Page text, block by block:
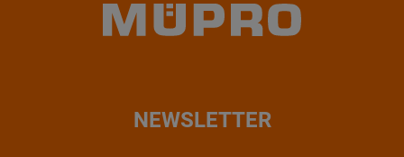
NEWSLETTER